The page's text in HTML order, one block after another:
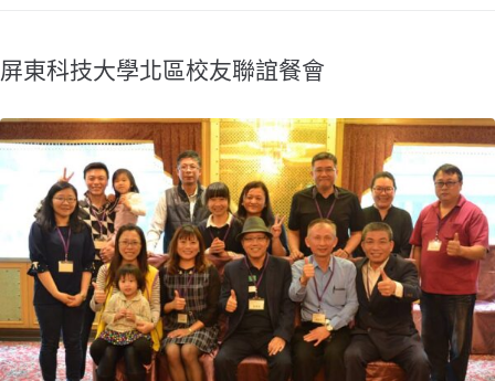
屏東科技大學北區校友聯誼餐會